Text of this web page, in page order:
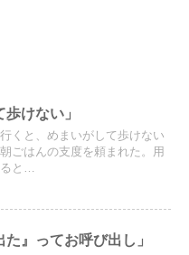
歩けない」
くと、めまいがして歩けない
ごはんの支度を頼まれた。用
と…
た』ってお呼び出し」